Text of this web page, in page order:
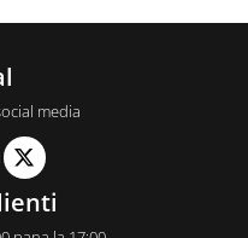
media